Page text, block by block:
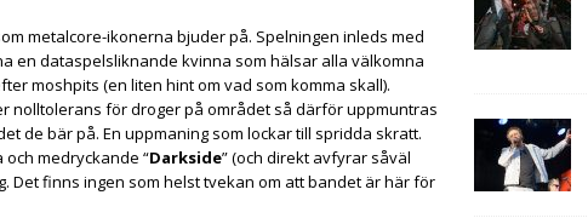
metalcore-ikonerna bjuder på. Spelningen inleds med
en dataspelsliknande kvinna som hälsar alla välkomna
moshpits (en liten hint om vad som komma skall).
nolltolerans för droger på området så därför uppmuntras
de bär på. En uppmaning som lockar till spridda skratt.
medryckande “Darkside” (och direkt avfyrar såväl
Det finns ingen som helst tvekan om att bandet är här för